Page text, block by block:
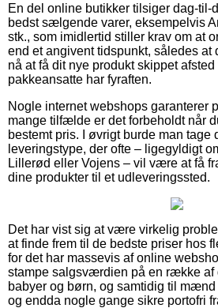
En del online butikker tilsiger dag-til-
bedst sælgende varer, eksempelvis
stk., som imidlertid stiller krav om at
end et angivent tidspunkt, således at
nå at få dit nye produkt skippet
pakkeansatte har fyraften.
Nogle internet webshops garanterer
mange tilfælde er det forbeholdt når
bestemt pris. I øvrigt burde man tage
leveringstype, der ofte – ligegyldigt
Lillerød eller Vojens – vil være at få
dine produkter til et udleveringssted.
Det har vist sig at være virkelig
at finde frem til de bedste priser hos
for det har massevis af online
stampe salgsværdien på en række af
babyer og børn, og samtidig til
og endda nogle gange sikre portofri